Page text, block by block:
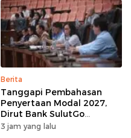
Berita
Tanggapi Pembahasan
Penyertaan Modal 2027,
Dirut Bank SulutGo
Jelaskan Pentingnya
3 jam yang lalu